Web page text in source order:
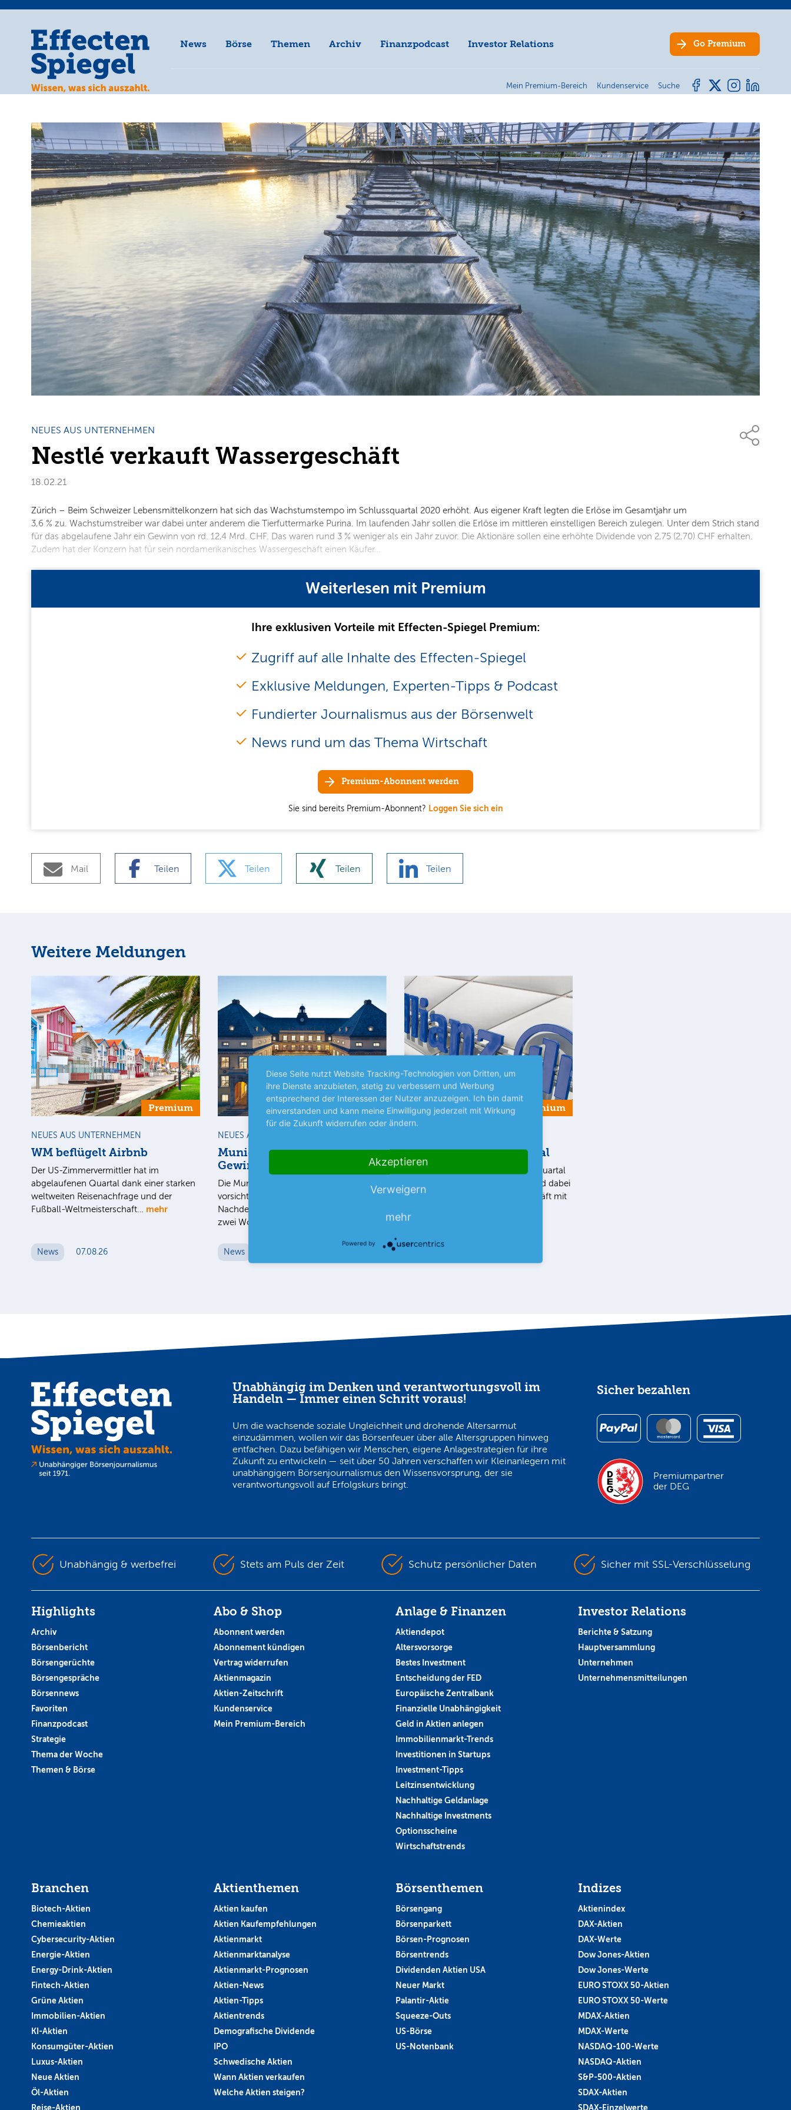
News Börse Themen Archiv Finanzpodcast Investor Relations Go Premium
Mein Premium-Bereich Kundenservice Suche
NEUES AUS UNTERNEHMEN
Nestlé verkauft Wassergeschäft
18.02.21
Zürich – Beim Schweizer Lebensmittelkonzern hat sich das Wachstumstempo im Schlussquartal 2020 erhöht. Aus eigener Kraft legten die Erlöse im Gesamtjahr um
3,6 % zu. Wachstumstreiber war dabei unter anderem die Tierfuttermarke Purina. Im laufenden Jahr sollen die Erlöse im mittleren einstelligen Bereich zulegen. Unter dem Strich stand
für das abgelaufene Jahr ein Gewinn von rd. 12,4 Mrd. CHF. Das waren rund 3 % weniger als ein Jahr zuvor. Die Aktionäre sollen eine erhöhte Dividende von 2,75 (2,70) CHF erhalten.
Zudem hat der Konzern hat für sein nordamerikanisches Wassergeschäft einen Käufer…
Weiterlesen mit Premium
Ihre exklusiven Vorteile mit Effecten-Spiegel Premium:
Zugriff auf alle Inhalte des Effecten-Spiegel
Exklusive Meldungen, Experten-Tipps & Podcast
Fundierter Journalismus aus der Börsenwelt
News rund um das Thema Wirtschaft
Premium-Abonnent werden
Sie sind bereits Premium-Abonnent? Loggen Sie sich ein
Mail Teilen Teilen Teilen Teilen
Weitere Meldungen
Premium
NEUES AUS UNTERNEHMEN
WM beflügelt Airbnb
Der US-Zimmervermittler hat im
abgelaufenen Quartal dank einer starken
weltweiten Reisenachfrage und der
Fußball-Weltmeisterschaft… mehr
News 07.08.26
Premium
NEUES AUS UNTERNEHMEN
Munich Re bestätigt
Gewinnziel
Die Munich Re bleibt trotz eines etwas
vorsichtigeren Umsatzausblicks auf Kurs.
Nachdem der Rückversicherer bereits vor
zwei Wochen…
News
Premium
Allianz mit Rekordquartal
Der Versicherungsriese hat im 2. Quartal
erneut Rekordzahlen vorgelegt und dabei
vor allem vom boomenden Geschäft mit
Unabhängig im Denken und verantwortungsvoll im
Handeln — Immer einen Schritt voraus!
Um die wachsende soziale Ungleichheit und drohende Altersarmut
einzudämmen, wollen wir das Börsenfeuer über alle Altersgruppen hinweg
entfachen. Dazu befähigen wir Menschen, eigene Anlagestrategien für ihre
Zukunft zu entwickeln — seit über 50 Jahren verschaffen wir Kleinanlegern mit
unabhängigem Börsenjournalismus den Wissensvorsprung, der sie
verantwortungsvoll auf Erfolgskurs bringt.
Sicher bezahlen
Premiumpartner
der DEG
Unabhängig & werbefrei Stets am Puls der Zeit Schutz persönlicher Daten Sicher mit SSL-Verschlüsselung
Highlights
Archiv
Börsenbericht
Börsengerüchte
Börsengespräche
Börsennews
Favoriten
Finanzpodcast
Strategie
Thema der Woche
Themen & Börse
Abo & Shop
Abonnent werden
Abonnement kündigen
Vertrag widerrufen
Aktienmagazin
Aktien-Zeitschrift
Kundenservice
Mein Premium-Bereich
Anlage & Finanzen
Aktiendepot
Altersvorsorge
Bestes Investment
Entscheidung der FED
Europäische Zentralbank
Finanzielle Unabhängigkeit
Geld in Aktien anlegen
Immobilienmarkt-Trends
Investitionen in Startups
Investment-Tipps
Leitzinsentwicklung
Nachhaltige Geldanlage
Nachhaltige Investments
Optionsscheine
Wirtschaftstrends
Investor Relations
Berichte & Satzung
Hauptversammlung
Unternehmen
Unternehmensmitteilungen
Branchen
Biotech-Aktien
Chemieaktien
Cybersecurity-Aktien
Energie-Aktien
Energy-Drink-Aktien
Fintech-Aktien
Grüne Aktien
Immobilien-Aktien
KI-Aktien
Konsumgüter-Aktien
Luxus-Aktien
Neue Aktien
Öl-Aktien
Reise-Aktien
Aktienthemen
Aktien kaufen
Aktien Kaufempfehlungen
Aktienmarkt
Aktienmarktanalyse
Aktienmarkt-Prognosen
Aktien-News
Aktien-Tipps
Aktientrends
Demografische Dividende
IPO
Schwedische Aktien
Wann Aktien verkaufen
Welche Aktien steigen?
Börsenthemen
Börsengang
Börsenparkett
Börsen-Prognosen
Börsentrends
Dividenden Aktien USA
Neuer Markt
Palantir-Aktie
Squeeze-Outs
US-Börse
US-Notenbank
Indizes
Aktienindex
DAX-Aktien
DAX-Werte
Dow Jones-Aktien
Dow Jones-Werte
EURO STOXX 50-Aktien
EURO STOXX 50-Werte
MDAX-Aktien
MDAX-Werte
NASDAQ-100-Werte
NASDAQ-Aktien
S&P-500-Aktien
SDAX-Aktien
SDAX-Einzelwerte
Diese Seite nutzt Website Tracking-Technologien von Dritten, um
ihre Dienste anzubieten, stetig zu verbessern und Werbung
entsprechend der Interessen der Nutzer anzuzeigen. Ich bin damit
einverstanden und kann meine Einwilligung jederzeit mit Wirkung
für die Zukunft widerrufen oder ändern.
Akzeptieren
Verweigern
mehr
Powered by